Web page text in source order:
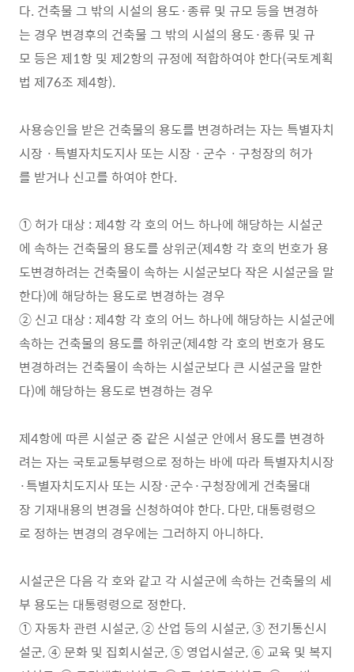
다. 건축물 그 밖의 시설의 용도·종류 및 규모 등을 변경하
는 경우 변경후의 건축물 그 밖의 시설의 용도·종류 및 규
모 등은 제1항 및 제2항의 규정에 적합하여야 한다(국토계획
법 제76조 제4항).
사용승인을 받은 건축물의 용도를 변경하려는 자는 특별자치
시장ㆍ특별자치도지사 또는 시장ㆍ군수ㆍ구청장의 허가
를 받거나 신고를 하여야 한다.
① 허가 대상 : 제4항 각 호의 어느 하나에 해당하는 시설군
에 속하는 건축물의 용도를 상위군(제4항 각 호의 번호가 용
도변경하려는 건축물이 속하는 시설군보다 작은 시설군을 말
한다)에 해당하는 용도로 변경하는 경우
② 신고 대상 : 제4항 각 호의 어느 하나에 해당하는 시설군에
속하는 건축물의 용도를 하위군(제4항 각 호의 번호가 용도
변경하려는 건축물이 속하는 시설군보다 큰 시설군을 말한
다)에 해당하는 용도로 변경하는 경우
제4항에 따른 시설군 중 같은 시설군 안에서 용도를 변경하
려는 자는 국토교통부령으로 정하는 바에 따라 특별자치시장
·특별자치도지사 또는 시장·군수·구청장에게 건축물대
장 기재내용의 변경을 신청하여야 한다. 다만, 대통령령으
로 정하는 변경의 경우에는 그러하지 아니하다.
시설군은 다음 각 호와 같고 각 시설군에 속하는 건축물의 세
부 용도는 대통령령으로 정한다.
① 자동차 관련 시설군, ② 산업 등의 시설군, ③ 전기통신시
설군, ④ 문화 및 집회시설군, ⑤ 영업시설군, ⑥ 교육 및 복지